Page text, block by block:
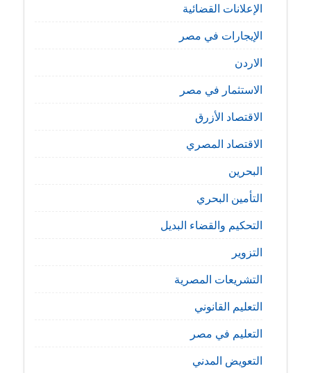
الإعلانات القضائية
الإيجارات في مصر
الاردن
الاستثمار في مصر
الاقتصاد الأزرق
الاقتصاد المصري
البحرين
التأمين البحري
التحكيم والقضاء البديل
التزوير
التشريعات المصرية
التعليم القانوني
التعليم في مصر
التعويض المدني